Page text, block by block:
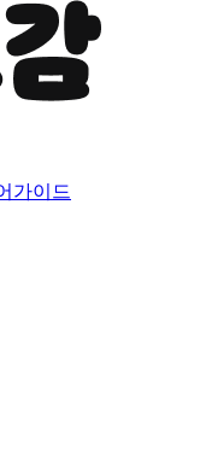
가이드